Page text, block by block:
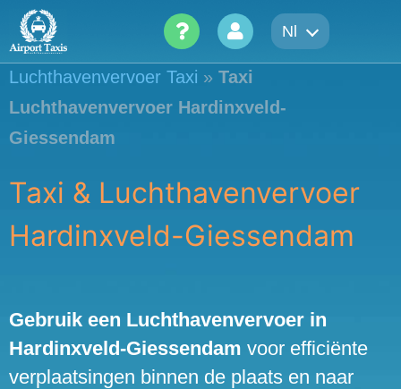
Skip
content
Nl
Luchthavenvervoer Taxi » Taxi
Luchthavenvervoer Hardinxveld-
Giessendam
Taxi & Luchthavenvervoer
Hardinxveld-Giessendam
Gebruik een Luchthavenvervoer in
Hardinxveld-Giessendam voor efficiënte
verplaatsingen binnen de plaats en naar